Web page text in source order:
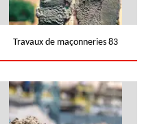
Travaux de maçonneries 83